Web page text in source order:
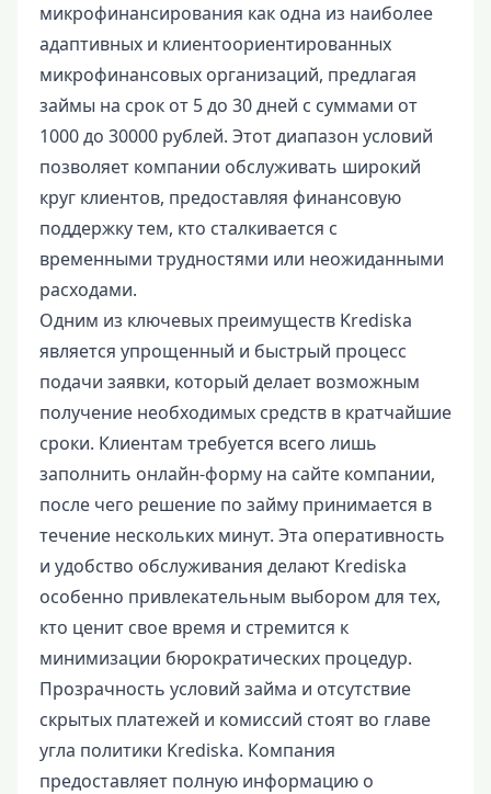
микрофинансирования как одна из наиболее
адаптивных и клиентоориентированных
микрофинансовых организаций, предлагая
займы на срок от 5 до 30 дней с суммами от
1000 до 30000 рублей. Этот диапазон условий
позволяет компании обслуживать широкий
круг клиентов, предоставляя финансовую
поддержку тем, кто сталкивается с
временными трудностями или неожиданными
расходами.
Одним из ключевых преимуществ Krediska
является упрощенный и быстрый процесс
подачи заявки, который делает возможным
получение необходимых средств в кратчайшие
сроки. Клиентам требуется всего лишь
заполнить онлайн-форму на сайте компании,
после чего решение по займу принимается в
течение нескольких минут. Эта оперативность
и удобство обслуживания делают Krediska
особенно привлекательным выбором для тех,
кто ценит свое время и стремится к
минимизации бюрократических процедур.
Прозрачность условий займа и отсутствие
скрытых платежей и комиссий стоят во главе
угла политики Krediska. Компания
предоставляет полную информацию о